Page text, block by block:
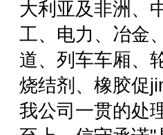
大利亚及非洲、
工、电力、冶金
道、列车车厢、
烧结剂、橡胶促
我公司一贯的处